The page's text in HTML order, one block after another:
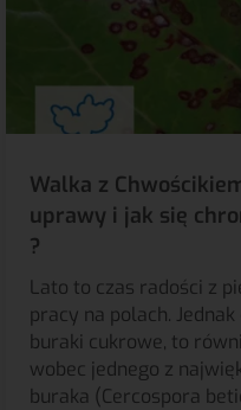
Walka z
uprawy i jak się
?
Lato to czas radości z
pracy na polach.
buraki cukrowe, to
wobec jednego z
buraka (Cercospora